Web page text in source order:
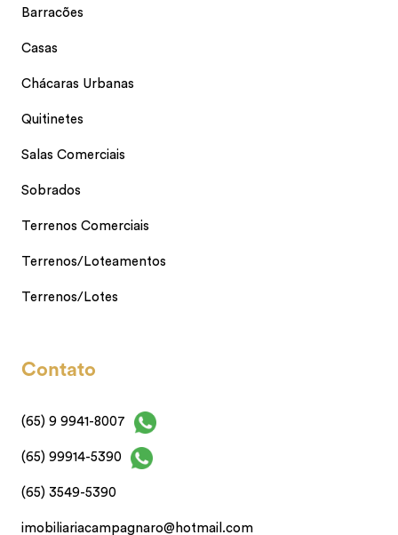
Barracões
Casas
Chácaras Urbanas
Quitinetes
Salas Comerciais
Sobrados
Terrenos Comerciais
Terrenos/Loteamentos
Terrenos/Lotes
Contato
(65) 9 9941-8007
(65) 99914-5390
(65) 3549-5390
imobiliariacampagnaro@hotmail.com